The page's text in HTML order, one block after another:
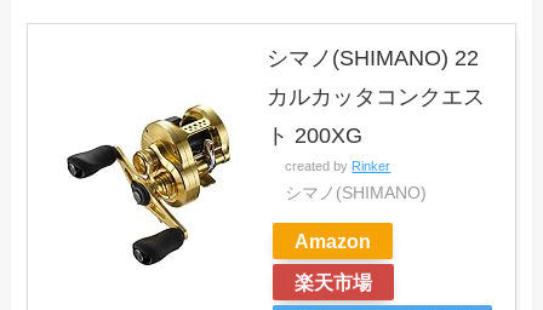
シマノ(SHIMANO) 22
カルカッタコンクエス
ト 200XG
created by Rinker
シマノ(SHIMANO)
Amazon
楽天市場